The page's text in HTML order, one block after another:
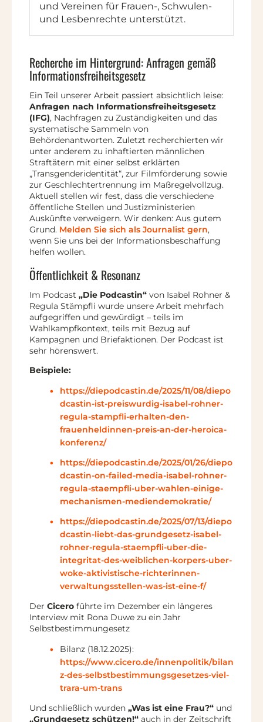
und Vereinen für Frauen-, Schwulen-
und Lesbenrechte unterstützt.
Recherche im Hintergrund: Anfragen gemäß
Informationsfreiheitsgesetz
Ein Teil unserer Arbeit passiert absichtlich leise:
Anfragen nach Informationsfreiheitsgesetz
(IFG), Nachfragen zu Zuständigkeiten und das
systematische Sammeln von
Behördenantworten. Zuletzt recherchierten wir
unter anderem zu inhaftierten männlichen
Straftätern mit einer selbst erklärten
„Transgenderidentität“, zur Filmförderung sowie
zur Geschlechtertrennung im Maßregelvollzug.
Aktuell stellen wir fest, dass die verschiedene
öffentliche Stellen und Justizministerien
Auskünfte verweigern. Wir denken: Aus gutem
Grund. Melden Sie sich als Journalist gern,
wenn Sie uns bei der Informationsbeschaffung
helfen wollen.
Öffentlichkeit & Resonanz
Im Podcast „Die Podcastin“ von Isabel Rohner &
Regula Stämpfli wurde unsere Arbeit mehrfach
aufgegriffen und gewürdigt – teils im
Wahlkampfkontext, teils mit Bezug auf
Kampagnen und Briefaktionen. Der Podcast ist
sehr hörenswert.
Beispiele:
https://diepodcastin.de/2025/11/08/diepo
dcastin-ist-preiswurdig-isabel-rohner-
regula-stampfli-erhalten-den-
frauenheldinnen-preis-an-der-heroica-
konferenz/
https://diepodcastin.de/2025/01/26/diepo
dcastin-on-failed-media-isabel-rohner-
regula-staempfli-uber-wahlen-einige-
mechanismen-mediendemokratie/
https://diepodcastin.de/2025/07/13/diepo
dcastin-liebt-das-grundgesetz-isabel-
rohner-regula-staempfli-uber-die-
integritat-des-weiblichen-korpers-uber-
woke-aktivistische-richterinnen-
verwaltungsstellen-was-ist-eine-f/
Der Cicero führte im Dezember ein längeres
Interview mit Rona Duwe zu ein Jahr
Selbstbestimmungesetz
Bilanz (18.12.2025):
https://www.cicero.de/innenpolitik/bilan
z-des-selbstbestimmungsgesetzes-viel-
trara-um-trans
Und schließlich wurden „Was ist eine Frau?“ und
„Grundgesetz schützen!“ auch in der Zeitschrift